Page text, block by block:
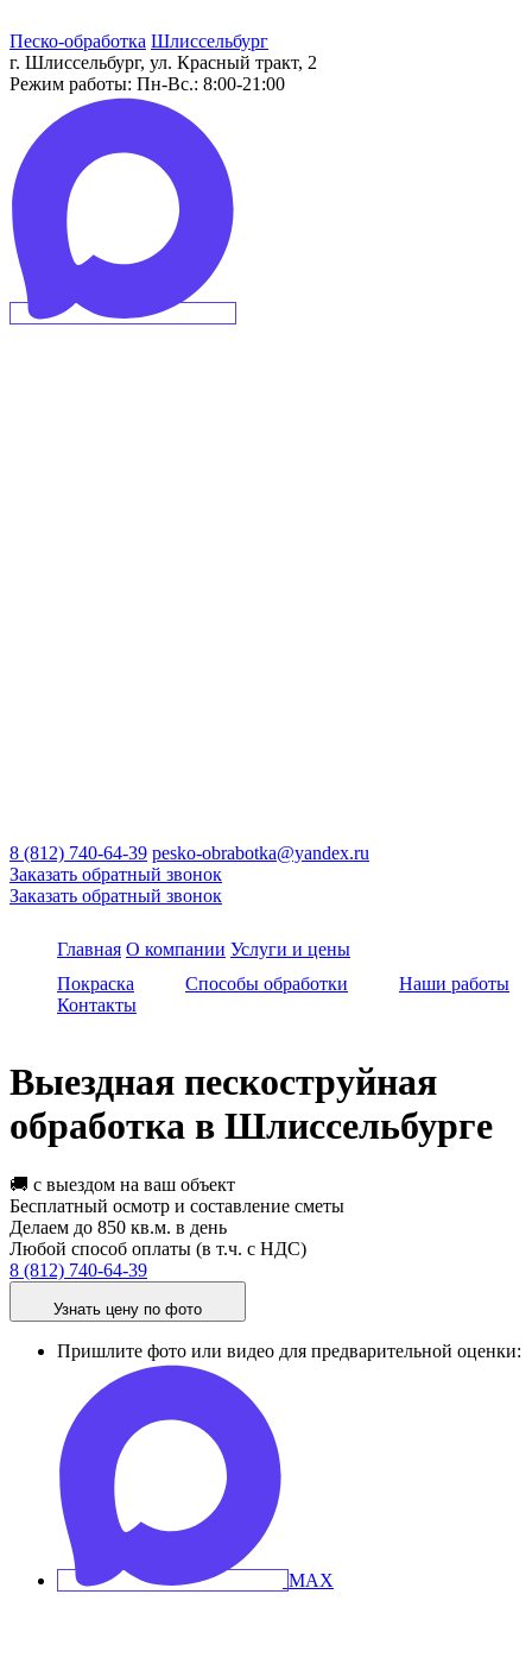
Песко-обработка Шлиссельбург
г. Шлиссельбург, ул. Красный тракт, 2
Режим работы: Пн-Вс.: 8:00-21:00
8 (812) 740-64-39 pesko-obrabotka@yandex.ru
Заказать обратный звонок
Заказать обратный звонок
Главная О компании Услуги и цены
Покраска
Способы обработки
Наши работы
Контакты
Выездная пескоструйная
обработка в Шлиссельбурге
🚚 с выездом на ваш объект
Бесплатный осмотр и составление сметы
Делаем до 850 кв.м. в день
Любой способ оплаты (в т.ч. с НДС)
8 (812) 740-64-39
Узнать цену по фото
Пришлите фото или видео для предварительной оценки: